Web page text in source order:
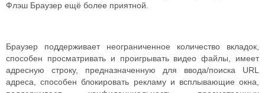
Флэш Браузер ещё более приятной.
Браузер поддерживает неограниченное количество вкладок,
способен просматривать и проигрывать видео файлы, имеет
адресную строку, предназначенную для ввода/поиска URL
адреса, способен блокировать рекламу и всплывающие окна,